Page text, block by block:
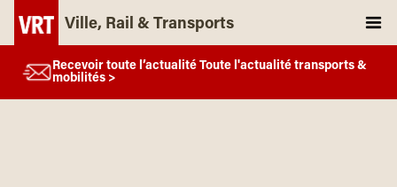
Ville, Rail & Transports
Recevoir toute l’actualité Toute l'actualité transports &
mobilités >